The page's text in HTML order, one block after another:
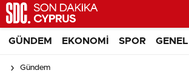
GÜNDEM EKONOMI SPOR GENEL
Gündem